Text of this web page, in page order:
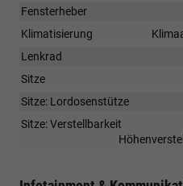
Fensterheber
Klimatisierung
Lenkrad
Sitze
Sitze: Lordosenstütze
Sitze: Verstellbarkeit